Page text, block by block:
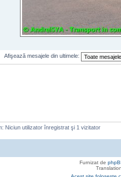
Afişează mesajele din ultimele:
Niciun utilizator înregistrat şi 1 vizitator
Furnizat de